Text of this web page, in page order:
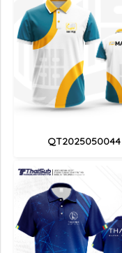
QT2025050044